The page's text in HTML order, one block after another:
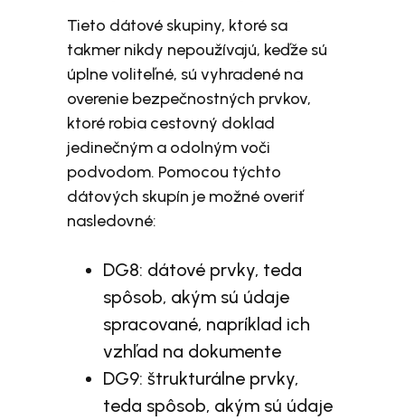
Tieto dátové skupiny, ktoré sa
takmer nikdy nepoužívajú, keďže sú
úplne voliteľné, sú vyhradené na
overenie bezpečnostných prvkov,
ktoré robia cestovný doklad
jedinečným a odolným voči
podvodom. Pomocou týchto
dátových skupín je možné overiť
nasledovné:
DG8: dátové prvky, teda
spôsob, akým sú údaje
spracované, napríklad ich
vzhľad na dokumente
DG9: štrukturálne prvky,
teda spôsob, akým sú údaje